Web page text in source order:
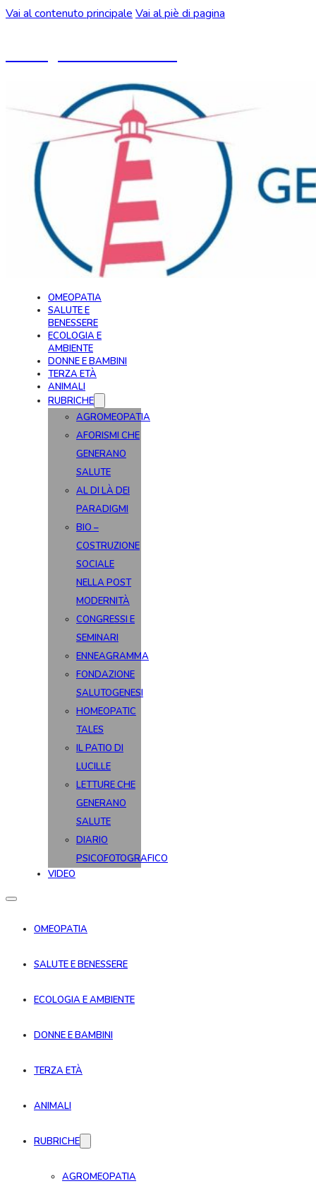
Vai al contenuto principale Vai al piè di pagina
OMEOPATIA
SALUTE E
BENESSERE
ECOLOGIA E
AMBIENTE
DONNE E BAMBINI
TERZA ETÀ
ANIMALI
RUBRICHE
AGROMEOPATIA
AFORISMI CHE
GENERANO
SALUTE
AL DI LÀ DEI
PARADIGMI
BIO –
COSTRUZIONE
SOCIALE
NELLA POST
MODERNITÀ
CONGRESSI E
SEMINARI
ENNEAGRAMMA
FONDAZIONE
SALUTOGENESI
HOMEOPATIC
TALES
IL PATIO DI
LUCILLE
LETTURE CHE
GENERANO
SALUTE
DIARIO
PSICOFOTOGRAFICO
VIDEO
OMEOPATIA
SALUTE E BENESSERE
ECOLOGIA E AMBIENTE
DONNE E BAMBINI
TERZA ETÀ
ANIMALI
RUBRICHE
AGROMEOPATIA